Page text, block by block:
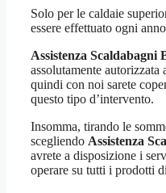
Solo per le caldaie
essere effettuato ogni
Assistenza Scaldabagni
assolutamente
quindi con noi sarete
questo tipo d’intervento.
Insomma, tirando le
scegliendo Assistenza
avrete a disposizione i
operare su tutti i prodotti